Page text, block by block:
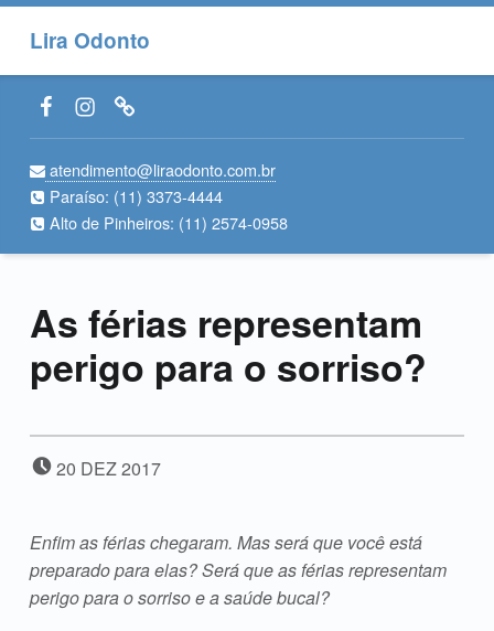
Lira Odonto
Facebook LiraOdonto
Instagram LiraOdonto
Site LiraOdonto
atendimento@liraodonto.com.br
Paraíso: (11) 3373-4444
Alto de Pinheiros: (11) 2574-0958
As férias representam
perigo para o sorriso?
POSTADO EM:
20 DEZ2017
Enfim as férias chegaram. Mas será que você está
preparado para elas? Será que as férias representam
perigo para o sorriso e a saúde bucal?